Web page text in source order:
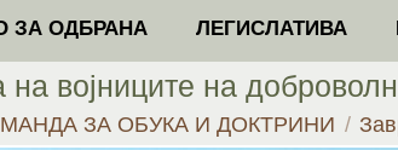
ЗА ОДБРАНА ЛЕГИСЛАТИВА
на војниците на
ЗА ОБУКА И ДОКТРИНИ